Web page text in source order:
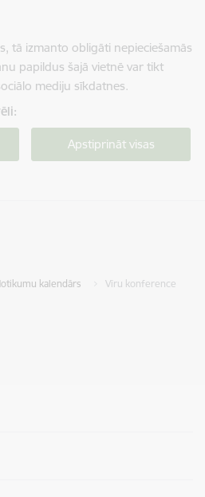
tā izmanto obligāti nepieciešamās
papildus šajā vietnē var tikt
mediju sīkdatnes.
Apstiprināt visas
kalendārs Vīru konference